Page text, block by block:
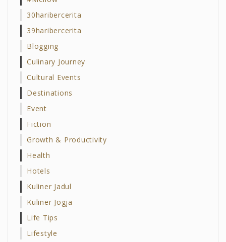
30haribercerita
39haribercerita
Blogging
Culinary Journey
Cultural Events
Destinations
Event
Fiction
Growth & Productivity
Health
Hotels
Kuliner Jadul
Kuliner Jogja
Life Tips
Lifestyle